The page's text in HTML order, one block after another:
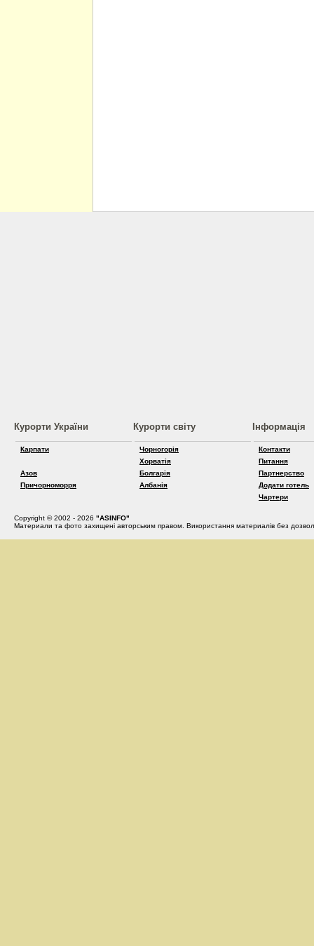
Курорти України
Карпати
Азов
Причорноморря
Курорти світу
Чорногорія
Хорватія
Болгарія
Албанія
Інформація
Контакти
Питання
Партнерство
Додати готель
Чартери
Copyright © 2002 - 2026 "ASINFO"
Материали та фото захищені авторським правом. Використання материалів без